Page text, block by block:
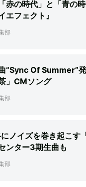
赤の時代」と「青の
エフェクト』
部
“Sync Of Summer”
」CMソング
部
ノイズを巻き起こ
ンター3期生曲も
部